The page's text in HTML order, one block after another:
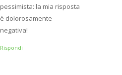
pessimista: la mia risposta
è dolorosamente
negativa!
Rispondi